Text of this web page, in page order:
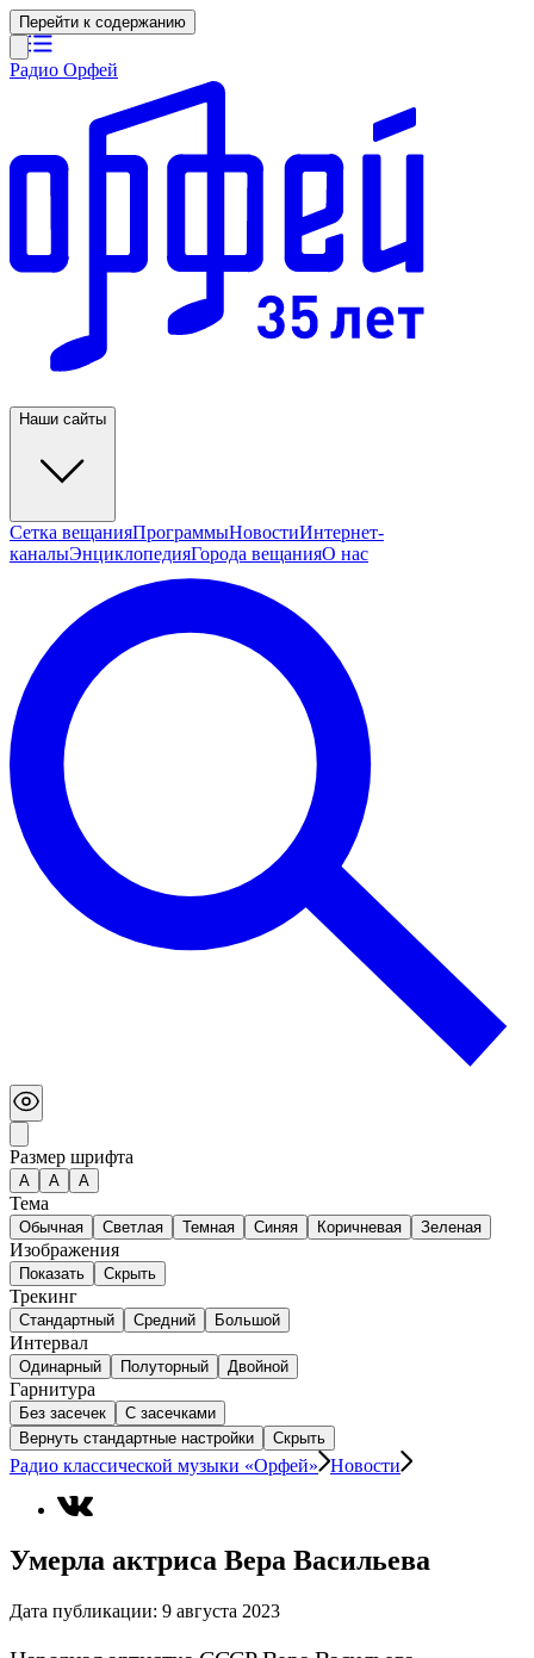
Перейти к содержанию
Радио Орфей
Наши сайты
Сетка вещанияПрограммыНовостиИнтернет-
каналыЭнциклопедияГорода вещанияО нас
Размер шрифта
А A A
Тема
Обычная Светлая Темная Синяя Коричневая Зеленая
Изображения
Показать Скрыть
Трекинг
Стандартный Средний Большой
Интервал
Одинарный Полуторный Двойной
Гарнитура
Без засечек
С засечками
Вернуть стандартные настройки
Скрыть
Радио классической музыки «Орфей» Новости
Умерла актриса Вера Васильева
Дата публикации: 9 августа 2023